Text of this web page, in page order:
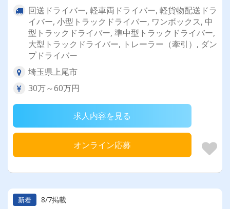
回送ドライバー, 軽車両ドライバー, 軽貨物配送ドラ
イバー, 小型トラックドライバー, ワンボックス, 中
型トラックドライバー, 準中型トラックドライバー,
大型トラックドライバー, トレーラー（牽引）, ダン
プドライバー
埼玉県上尾市
30万～60万円
求人内容を見る
オンライン応募
新着 8/7掲載